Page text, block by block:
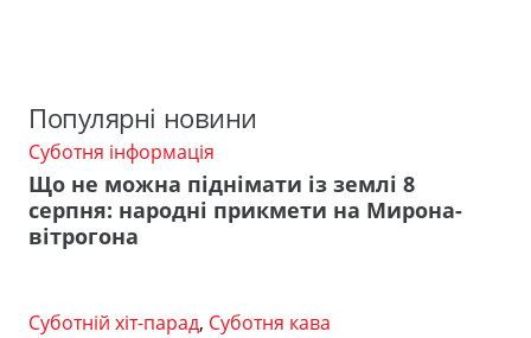
Популярні новини
Суботня інформація
Що не можна піднімати із землі 8
серпня: народні прикмети на Мирона-
вітрогона
Суботній хіт-парад, Суботня кава